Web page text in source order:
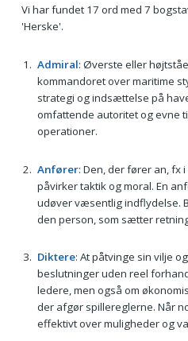
Vi har fundet 17 ord med 7
'Herske'.
Admiral: Øverste eller
kommandoret over maritime
strategi og indsættelse på
omfattende autoritet og evne
operationer.
Anfører: Den, der fører an, fx
påvirker taktik og moral. En
udøver væsentlig indflydelse.
den person, som sætter
Diktere: At påtvinge sin vilje
beslutninger uden reel
ledere, men også om
der afgør spillereglerne. Når
effektivt over muligheder og